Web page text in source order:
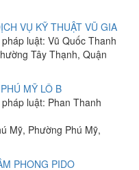
VỤ KỸ THUẬT VŨ GIA
luật: Vũ Quốc Thanh
Tây Thạnh, Quận
MỸ LÔ B
luật: Phan Thanh
Mỹ, Phường Phú Mỹ,
PHONG PIDO